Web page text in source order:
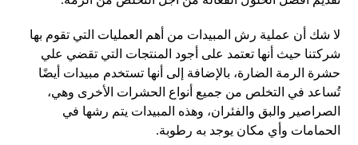
لا شك أن عملية رش المبيدات من أهم العمليات التي تقوم بها
شركتنا حيث أنها تعتمد على أجود المنتجات التي تقضي علي
حشرة الرمة الضارة، بالإضافة إلى أنها تستخدم مبيدات أيضًا
تُساعد في التخلص من جميع أنواع الحشرات الأخرى وهي،
الصراصير والبق والفئران، وهذه المبيدات يتم رشها في
الحمامات وأي مكان يوجد به رطوبة.